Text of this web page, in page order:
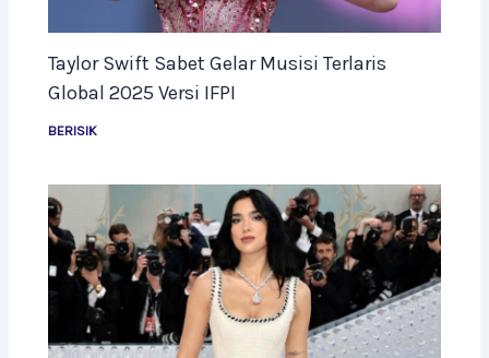
Taylor Swift Sabet Gelar Musisi Terlaris
Global 2025 Versi IFPI
BERISIK